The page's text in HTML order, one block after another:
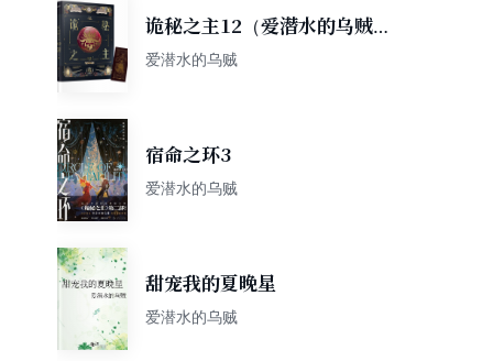
诡秘之主12（爱潜水的乌贼
克苏鲁奇幻破圈之作/不死者/
爱潜水的乌贼
宿命之环3
爱潜水的乌贼
甜宠我的夏晚星
爱潜水的乌贼